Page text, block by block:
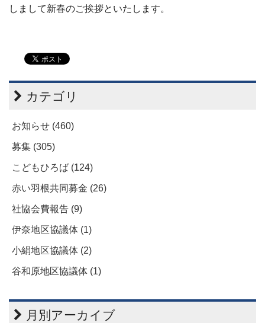
しまして新春のご挨拶といたします。
カテゴリ
お知らせ (460)
募集 (305)
こどもひろば (124)
赤い羽根共同募金 (26)
社協会費報告 (9)
伊奈地区協議体 (1)
小絹地区協議体 (2)
谷和原地区協議体 (1)
月別アーカイブ